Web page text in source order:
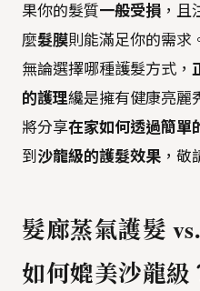
果你的髮質一般受損 ，且
麼髮膜則能滿足你的需求
無論選擇哪種護髮方式，
的護理纔是擁有健康亮麗
將分享在家如何透過簡單
到 沙龍級的護髮效果 ，敬
髮廊蒸氣護髮
如何媲美沙龍級